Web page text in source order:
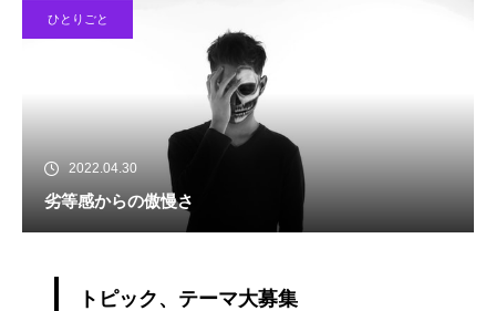
ひとりごと
2022.04.30
劣等感からの傲慢さ
トピック、テーマ大募集